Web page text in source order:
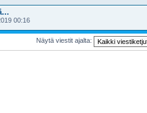
00:16
Näytä viestit ajalta: